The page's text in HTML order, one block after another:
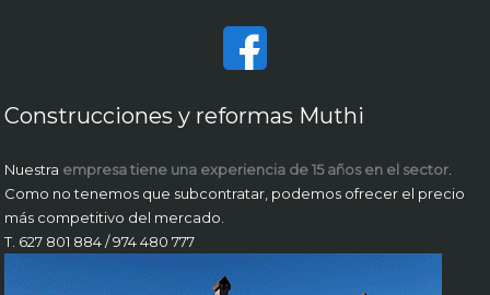
Construcciones y reformas Muthi
Nuestra empresa tiene una experiencia de 15 años en el sector
Como no tenemos que subcontratar, podemos ofrecer el precio
más competitivo del mercado.
T. 627 801 884 / 974 480 777